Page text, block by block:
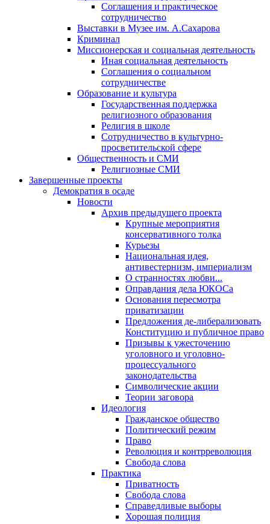
Соглашения и практическое
сотрудничество
Выставки в Музее им. А.Сахарова
Криминал
Миссионерская и социальная деятельность
Иная социальная деятельность
Соглашения о социальном
сотрудничестве
Образование и культура
Государственная поддержка
религиозного образования
Религия в школе
Сотрудничество в культурно-
просветительской сфере
Общественность и СМИ
Религиозные СМИ
Завершенные проекты
Демократия в осаде
Новости
Архив предыдущего проекта
Крупные мероприятия
консервативного толка
Курьезы
Национальная идея,
антивестернизм, империализм
О странностях любви...
Оправдания дела ЮКОСа
Основания пересмотра
приватизации
Предложения де-либерализовать
Конституцию и публичное право
Призывы к ужесточению
уголовного и уголовно-
процессуального
законодательства
Символические акции
Теории заговора
Идеология
Гражданское общество
Политический режим
Право
Революция и контрреволюция
Свобода слова
Практика
Приватность
Свобода слова
Справедливые выборы
Хорошая полиция